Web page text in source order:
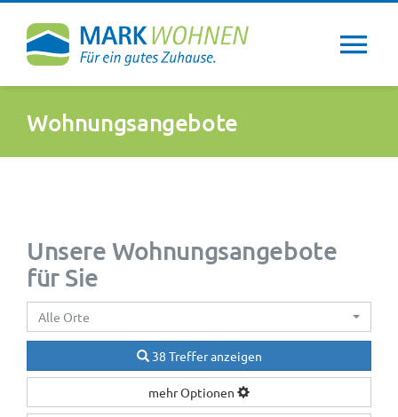
Inhalt
Über uns
Newsletter
Wohnungsangebote
Wohnungsangebote
Unsere Wohnungsangebote
für Sie
Alle Orte
38 Treffer anzeigen
mehr Optionen